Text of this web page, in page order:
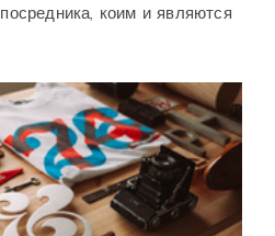
коим и являются